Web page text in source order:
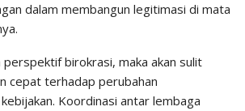
dalam membangun legitimasi di mata
perspektif birokrasi, maka akan sulit
cepat terhadap perubahan
Koordinasi antar lembaga